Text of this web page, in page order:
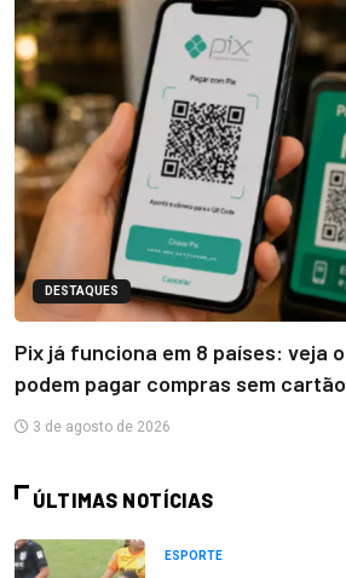
DESTAQUES
Pix já funciona em 8 países: veja
podem pagar compras sem cartão
3 de agosto de 2026
ÚLTIMAS NOTÍCIAS
ESPORTE